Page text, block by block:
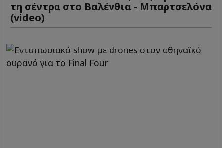
τη σέντρα στο Βαλένθια - Μπαρτσελόνα
(video)